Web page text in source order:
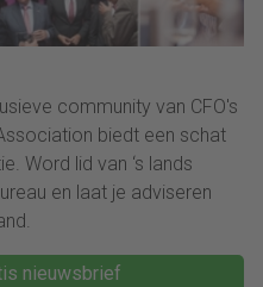
community van CFO's
biedt een schat
Word lid van ‘s lands
en laat je adviseren
nieuwsbrief